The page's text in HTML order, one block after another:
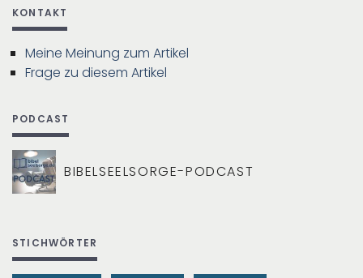
KONTAKT
Meine Meinung zum Artikel
Frage zu diesem Artikel
PODCAST
BIBELSEELSORGE-PODCAST
STICHWÖRTER